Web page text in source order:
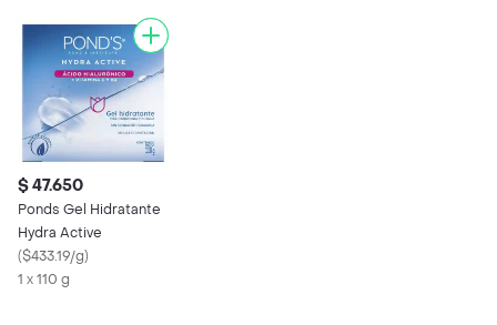
$ 47.650
Ponds Gel Hidratante
Hydra Active
($433.19/g)
1 x 110 g